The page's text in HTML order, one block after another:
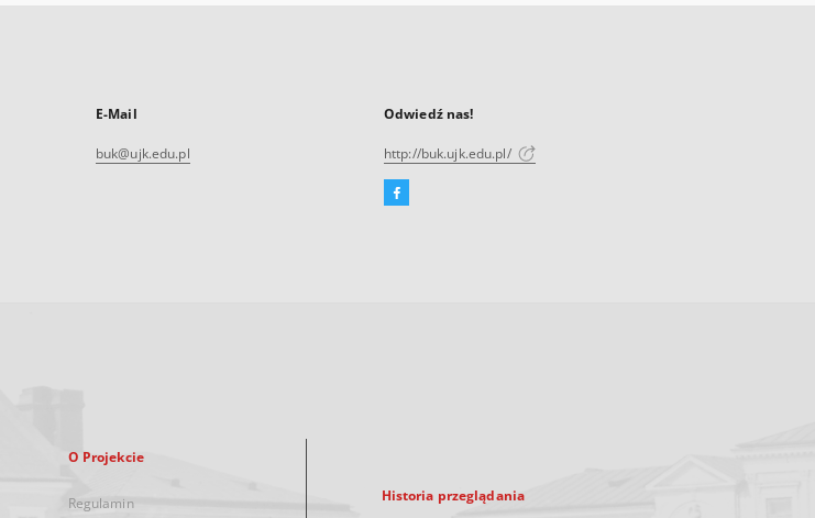
E-Mail
buk@ujk.edu.pl
Odwiedź nas!
http://buk.ujk.edu.pl/
Facebook
O Projekcie
Regulamin Historia przeglądania